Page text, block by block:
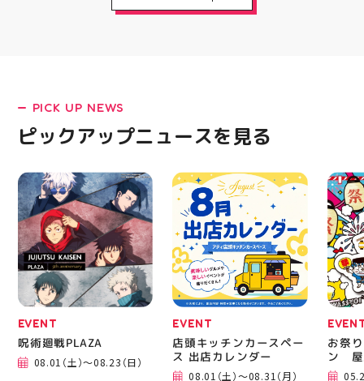
LATEST!
ピックアップニュース
EVENT
EVENT
EVENT
CAMPAIGN
CAMPAIGN
追加し、グリップ力を向
をカジュアルに走りたい
方や仕事履き、夏のお出
のクッションシューズに
なっています 人気ラン
ニングシューズの最新作
になります！ ・ 気にな
る方は是非、店頭に足を
運んでください！ スポ
ーツナビゲーター一同、
店頭でお待ちしておりま
す(⁠◍⁠•⁠ᴗ⁠•⁠◍⁠)⁠ ・ #ゼビオ
#アティ郡山 #福島美少
女図鑑 #照山楓香
#ASICS
はプ
から
━━━━
郡山
BBQ
祭り
手ぶ
み #
ィナ
#夏の
PICK UP NEWS
ピックアップニュースを見る
EVENT
呪術廻戦PLAZA
08.01（土）～08.23（日）
EVENT
店頭キッチンカースペー
ス 出店カレンダー
08.01（土）～08.31（月）
お祭
ン 屋